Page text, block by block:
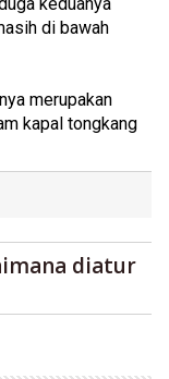
di bawah
merupakan
kapal tongkang
diatur